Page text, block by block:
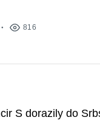
816
S dorazily do